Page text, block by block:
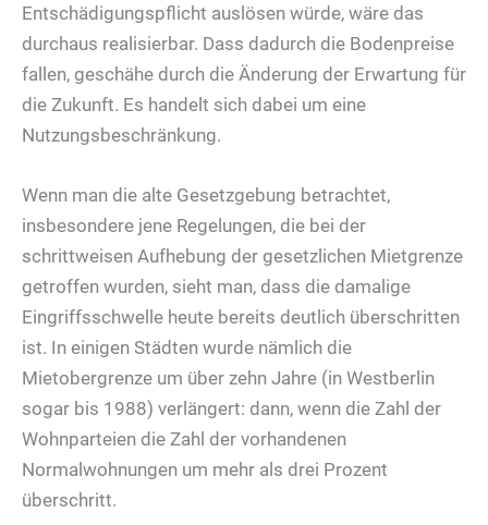
Entschädigungspflicht auslösen würde, wäre das
durchaus realisierbar. Dass dadurch die Bodenpreise
fallen, geschähe durch die Änderung der Erwartung für
die Zukunft. Es handelt sich dabei um eine
Nutzungsbeschränkung.
Wenn man die alte Gesetzgebung betrachtet,
insbesondere jene Regelungen, die bei der
schrittweisen Aufhebung der gesetzlichen Mietgrenze
getroffen wurden, sieht man, dass die damalige
Eingriffsschwelle heute bereits deutlich überschritten
ist. In einigen Städten wurde nämlich die
Mietobergrenze um über zehn Jahre (in Westberlin
sogar bis 1988) verlängert: dann, wenn die Zahl der
Wohnparteien die Zahl der vorhandenen
Normalwohnungen um mehr als drei Prozent
überschritt.